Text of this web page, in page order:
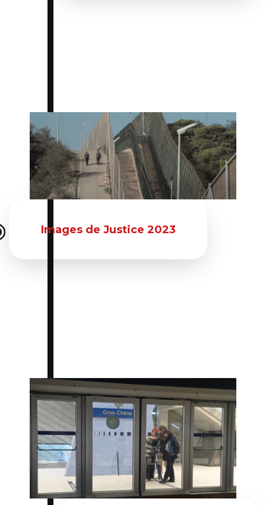
Du 08 mai 2023 au 14 mai 2023
Images de Justice 2023
Du 04 avril 2023 au 07 avril 2023